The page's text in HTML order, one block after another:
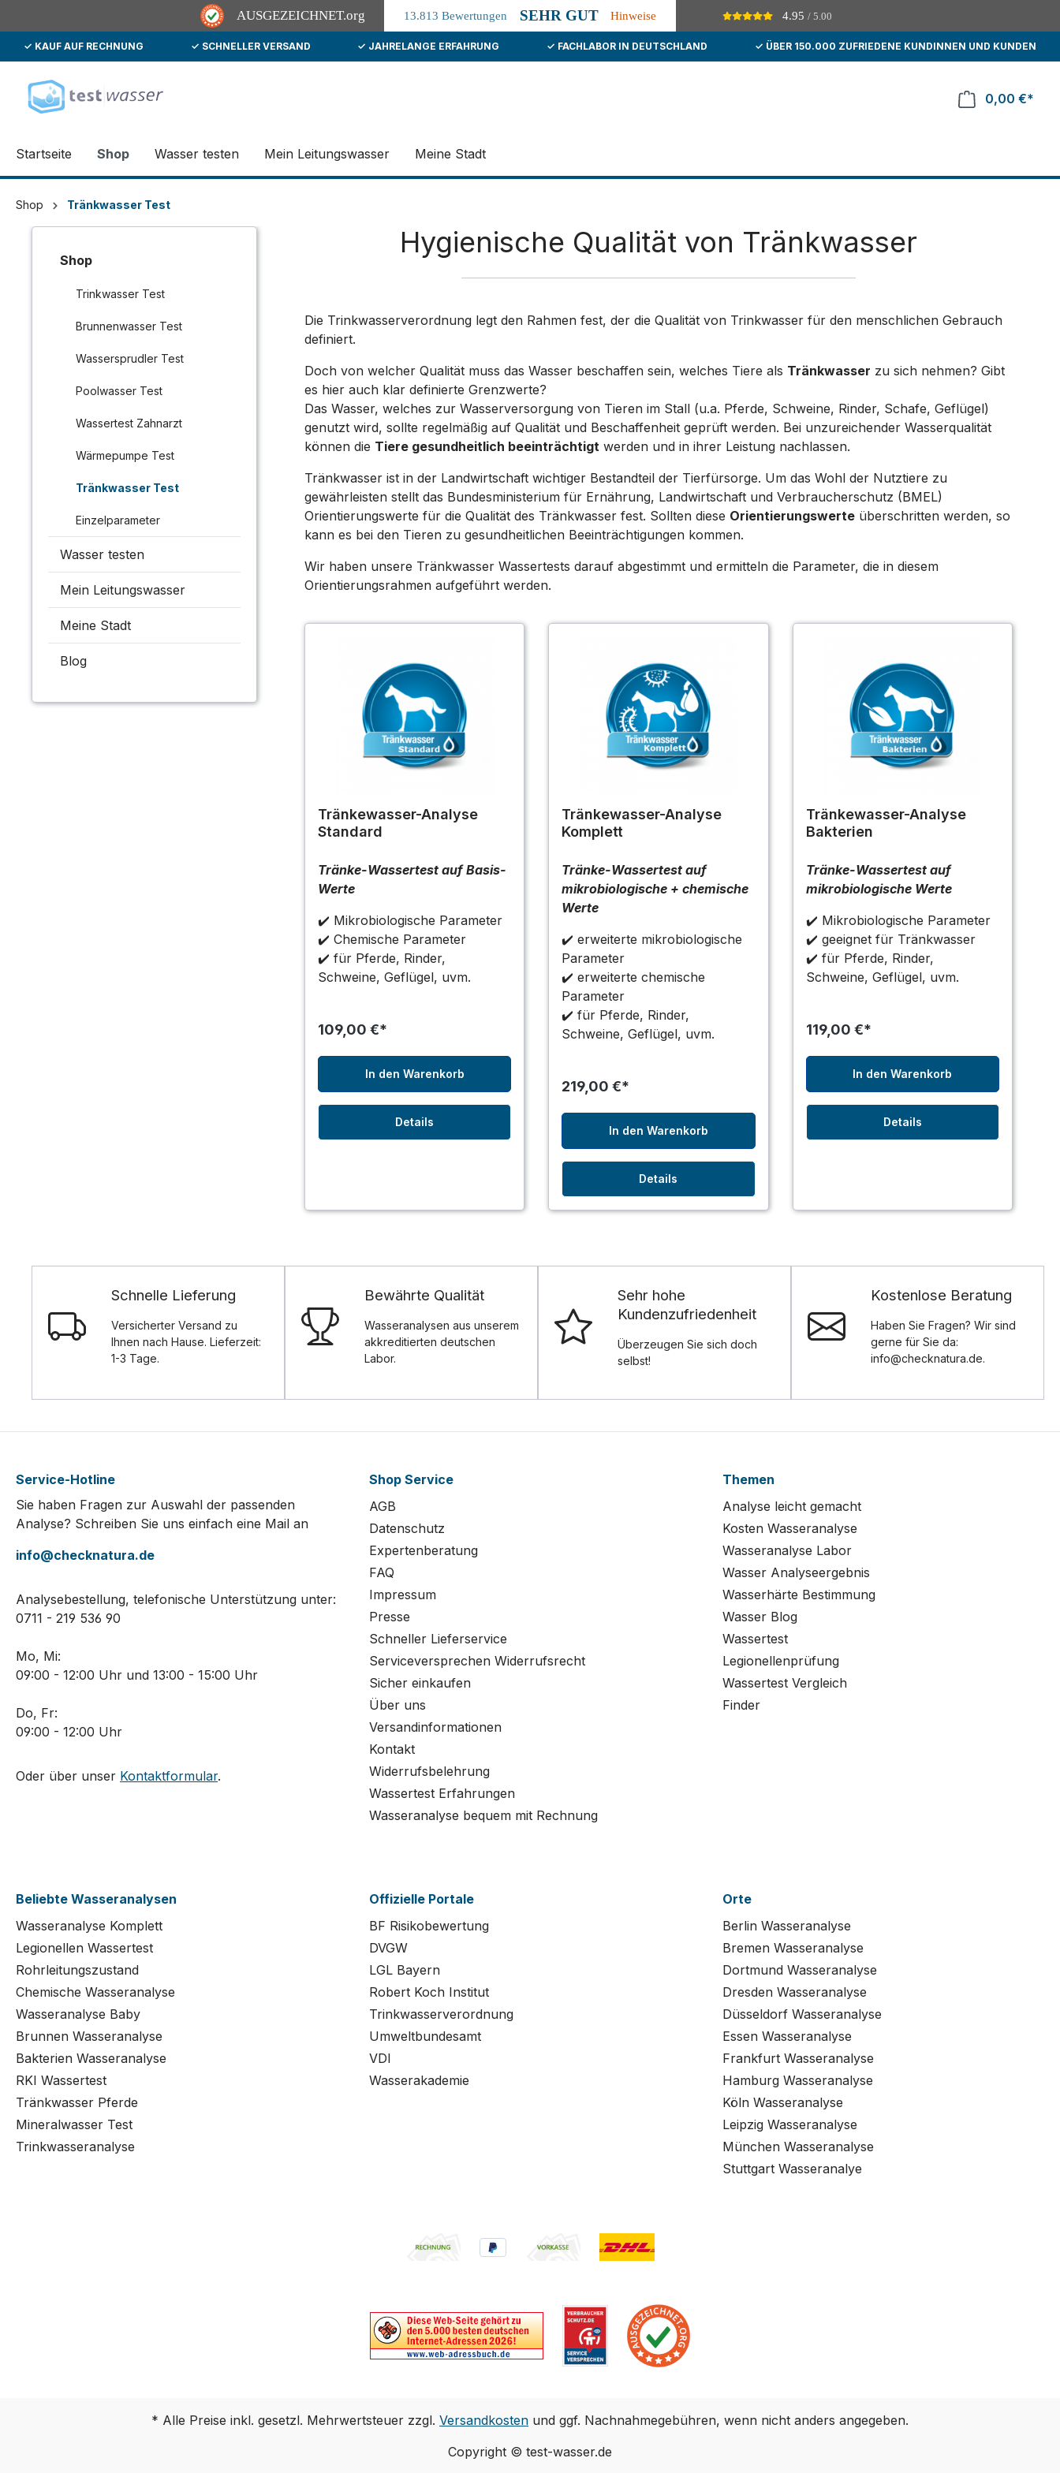
AUSGEZEICHNET.org 13.813 Bewertungen SEHR GUT Hinweise 4.95/ 5.00
Zur Hauptnavigation springen
✓ KAUF AUF RECHNUNG ✓ SCHNELLER VERSAND ✓ JAHRELANGE ERFAHRUNG ✓ FACHLABOR IN DEUTSCHLAND ✓ ÜBER 150.000 ZUFRIEDENE KUNDINNEN UND KUNDEN
0,00 €*
Startseite Shop Wasser testen Mein Leitungswasser Meine Stadt
Shop Tränkwasser Test
Shop
Trinkwasser Test
Brunnenwasser Test
Wassersprudler Test
Poolwasser Test
Wassertest Zahnarzt
Wärmepumpe Test
Tränkwasser Test
Einzelparameter
Wasser testen
Mein Leitungswasser
Meine Stadt
Blog
Hygienische Qualität von Tränkwasser
Die Trinkwasserverordnung legt den Rahmen fest, der die Qualität von Trinkwasser für den menschlichen Gebrauch
definiert.
Doch von welcher Qualität muss das Wasser beschaffen sein, welches Tiere als Tränkwasser zu sich nehmen? Gibt
es hier auch klar definierte Grenzwerte?
Das Wasser, welches zur Wasserversorgung von Tieren im Stall (u.a. Pferde, Schweine, Rinder, Schafe, Geflügel)
genutzt wird, sollte regelmäßig auf Qualität und Beschaffenheit geprüft werden. Bei unzureichender Wasserqualität
können die Tiere gesundheitlich beeinträchtigt werden und in ihrer Leistung nachlassen.
Tränkwasser ist in der Landwirtschaft wichtiger Bestandteil der Tierfürsorge. Um das Wohl der Nutztiere zu
gewährleisten stellt das Bundesministerium für Ernährung, Landwirtschaft und Verbraucherschutz (BMEL)
Orientierungswerte für die Qualität des Tränkwasser fest. Sollten diese Orientierungswerte überschritten werden, so
kann es bei den Tieren zu gesundheitlichen Beeinträchtigungen kommen.
Wir haben unsere Tränkwasser Wassertests darauf abgestimmt und ermitteln die Parameter, die in diesem
Orientierungsrahmen aufgeführt werden.
Tränkewasser-Analyse
Standard
Tränke-Wassertest auf Basis-
Werte
✔️ Mikrobiologische Parameter
✔️ Chemische Parameter
✔️ für Pferde, Rinder,
Schweine, Geflügel, uvm.
109,00 €*
In den Warenkorb
Details
Tränkewasser-Analyse
Komplett
Tränke-Wassertest auf
mikrobiologische + chemische
Werte
✔️ erweiterte mikrobiologische
Parameter
✔️ erweiterte chemische
Parameter
✔️ für Pferde, Rinder,
Schweine, Geflügel, uvm.
219,00 €*
In den Warenkorb
Details
Tränkewasser-Analyse
Bakterien
Tränke-Wassertest auf
mikrobiologische Werte
✔️ Mikrobiologische Parameter
✔️ geeignet für Tränkwasser
✔️ für Pferde, Rinder,
Schweine, Geflügel, uvm.
119,00 €*
In den Warenkorb
Details
Schnelle Lieferung
Versicherter Versand zu
Ihnen nach Hause. Lieferzeit:
1-3 Tage.
Bewährte Qualität
Wasseranalysen aus unserem
akkreditierten deutschen
Labor.
Sehr hohe
Kundenzufriedenheit
Überzeugen Sie sich doch
selbst!
Kostenlose Beratung
Haben Sie Fragen? Wir sind
gerne für Sie da:
info@checknatura.de.
Service-Hotline
Sie haben Fragen zur Auswahl der passenden
Analyse? Schreiben Sie uns einfach eine Mail an
info@checknatura.de
Analysebestellung, telefonische Unterstützung unter:
0711 - 219 536 90
Mo, Mi:
09:00 - 12:00 Uhr und 13:00 - 15:00 Uhr
Do, Fr:
09:00 - 12:00 Uhr
Oder über unser Kontaktformular.
Shop Service
AGB
Datenschutz
Expertenberatung
FAQ
Impressum
Presse
Schneller Lieferservice
Serviceversprechen Widerrufsrecht
Sicher einkaufen
Über uns
Versandinformationen
Kontakt
Widerrufsbelehrung
Wassertest Erfahrungen
Wasseranalyse bequem mit Rechnung
Themen
Analyse leicht gemacht
Kosten Wasseranalyse
Wasseranalyse Labor
Wasser Analyseergebnis
Wasserhärte Bestimmung
Wasser Blog
Wassertest
Legionellenprüfung
Wassertest Vergleich
Finder
Beliebte Wasseranalysen
Wasseranalyse Komplett
Legionellen Wassertest
Rohrleitungszustand
Chemische Wasseranalyse
Wasseranalyse Baby
Brunnen Wasseranalyse
Bakterien Wasseranalyse
RKI Wassertest
Tränkwasser Pferde
Mineralwasser Test
Trinkwasseranalyse
Offizielle Portale
BF Risikobewertung
DVGW
LGL Bayern
Robert Koch Institut
Trinkwasserverordnung
Umweltbundesamt
VDI
Wasserakademie
Orte
Berlin Wasseranalyse
Bremen Wasseranalyse
Dortmund Wasseranalyse
Dresden Wasseranalyse
Düsseldorf Wasseranalyse
Essen Wasseranalyse
Frankfurt Wasseranalyse
Hamburg Wasseranalyse
Köln Wasseranalyse
Leipzig Wasseranalyse
München Wasseranalyse
Stuttgart Wasseranalye
* Alle Preise inkl. gesetzl. Mehrwertsteuer zzgl. Versandkosten und ggf. Nachnahmegebühren, wenn nicht anders angegeben.
Copyright © test-wasser.de